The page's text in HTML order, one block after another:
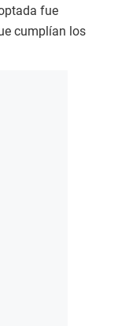
fue
cumplían los